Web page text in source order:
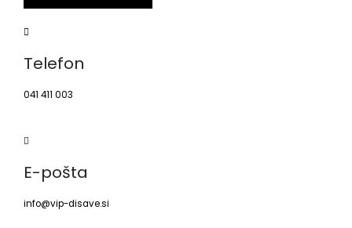
Telefon
041 411 003
E-pošta
info@vip-disave.si